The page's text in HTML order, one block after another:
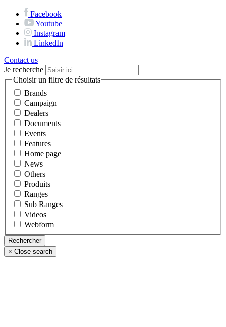
Facebook
Youtube
Instagram
LinkedIn
Contact us
Je recherche
Choisir un filtre de résultats
Brands
Campaign
Dealers
Documents
Events
Features
Home page
News
Others
Produits
Ranges
Sub Ranges
Videos
Webform
× Close search